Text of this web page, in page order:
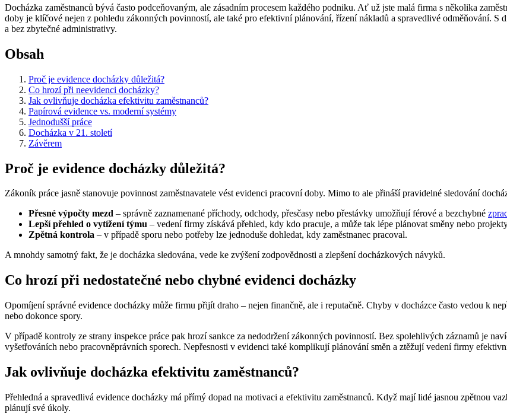
Docházka zaměstnanců bývá často podceňovaným, ale zásadním procesem každého podniku. Ať už jste malá firma s několika
doby je klíčové nejen z pohledu zákonných povinností, ale také pro efektivní plánování, řízení nákladů a spravedlivé odměňování.
a bez zbytečné administrativy.
Obsah
Proč je evidence docházky důležitá?
Co hrozí při neevidenci docházky?
Jak ovlivňuje docházka efektivitu zaměstnanců?
Papírová evidence vs. moderní systémy
Jednodušší práce
Docházka v 21. století
Závěrem
Proč je evidence docházky důležitá?
Zákoník práce jasně stanovuje povinnost zaměstnavatele vést evidenci pracovní doby. Mimo to ale přináší pravidelné sledování
Přesné výpočty mezd – správně zaznamenané příchody, odchody, přesčasy nebo přestávky umožňují férové a bezchybné
Lepší přehled o vytížení týmu – vedení firmy získává přehled, kdy kdo pracuje, a může tak lépe plánovat směny nebo
Zpětná kontrola – v případě sporu nebo potřeby lze jednoduše dohledat, kdy zaměstnanec pracoval.
A mnohdy samotný fakt, že je docházka sledována, vede ke zvýšení zodpovědnosti a zlepšení docházkových návyků.
Co hrozí při nedostatečné nebo chybné evidenci docházky
Opomíjení správné evidence docházky může firmu přijít draho – nejen finančně, ale i reputačně. Chyby v docházce často vedou k
nebo dokonce spory.
V případě kontroly ze strany inspekce práce pak hrozí sankce za nedodržení zákonných povinností. Bez spolehlivých záznamů je
vyšetřováních nebo pracovněprávních sporech. Nepřesnosti v evidenci také komplikují plánování směn a ztěžují vedení firmy
Jak ovlivňuje docházka efektivitu zaměstnanců?
Přehledná a spravedlivá evidence docházky má přímý dopad na motivaci a efektivitu zaměstnanců. Když mají lidé jasnou zpětnou
plánují své úkoly.